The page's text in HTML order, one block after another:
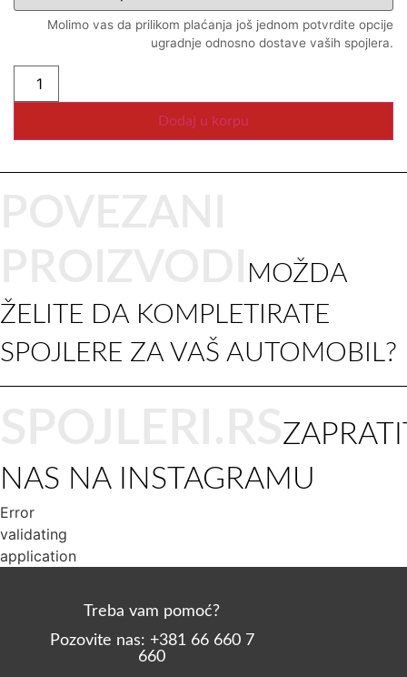
Molimo vas da prilikom plaćanja još jednom potvrdite opcije
ugradnje odnosno dostave vaših spojlera.
Dodaj u korpu
MOŽDA
ŽELITE DA KOMPLETIRATE
SPOJLERE ZA VAŠ AUTOMOBIL?
NAS NA INSTAGRAMU
Error
validating
application
Treba vam pomoć?
Pozovite nas: +381 66 660 7
660